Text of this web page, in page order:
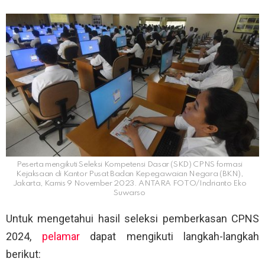
Peserta mengikuti Seleksi Kompetensi Dasar (SKD) CPNS formasi
Kejaksaan di Kantor Pusat Badan Kepegawaian Negara (BKN),
Jakarta, Kamis 9 November 2023. ANTARA FOTO/Indrianto Eko
Suwarso
Untuk mengetahui hasil seleksi pemberkasan CPNS
2024, pelamardapat mengikuti langkah-langkah
berikut: